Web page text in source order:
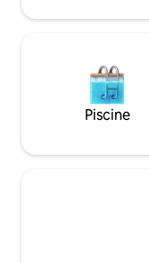
4 minutes ou moins. Les deux chambres
jouets et des livres
enfants, nous
fournir des lits bébé
hautes si nécessaire. Notre télévision
internationales
cuisine est
comprend : un four
plaques à induction,
expresso, un
Piscine